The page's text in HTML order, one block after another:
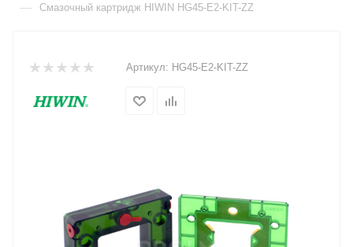
— Смазочный картридж HIWIN HG45-E2-KIT-ZZ
Артикул: HG45-E2-KIT-ZZ